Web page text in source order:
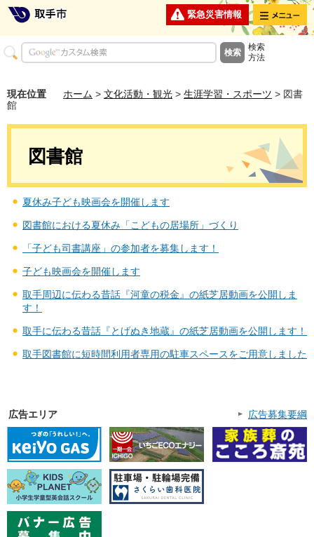
緊急災害情報 メニュー
検索
方法
現在位置 ホーム > 文化活動・観光 > 生涯学習・スポーツ > 図書
館
図書館
夏休み子ども映画会を開催します
図書館における夏休み「こどもの居場所」づくり
「子ども司書講座」の参加者を募集します！
子ども映画会を開催します
取手周辺に伝わる昔話『河童の税金』の紙芝居動画を公開しま
す！
取手に伝わる昔話『とげぬき地蔵』の紙芝居動画を公開します！
取手図書館に短時間利用者専用の駐車スペースをご用意しました
広告エリア 広告募集要綱